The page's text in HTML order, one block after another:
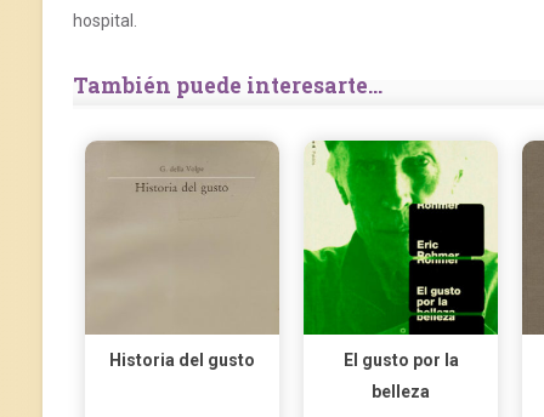
hospital.
También puede interesarte...
Historia del gusto
El gusto por la
belleza